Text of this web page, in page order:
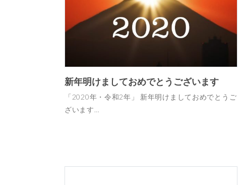
新年明けましておめでとうございます
「2020年・令和2年」 新年明けましておめでとうご
ざいます…